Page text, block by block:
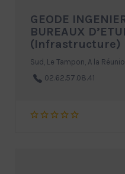
GEODE
BUREAUX
(Infrastructure)
Sud, Le Tampon, A la
02.62.57.08.41